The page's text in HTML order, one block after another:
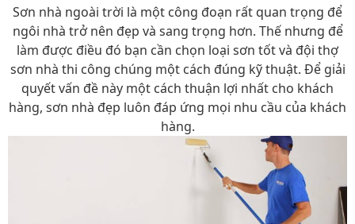
Sơn nhà ngoài trời là một công đoạn rất quan trọng để
ngôi nhà trở nên đẹp và sang trọng hơn. Thế nhưng để
làm được điều đó bạn cần chọn loại sơn tốt và đội thợ
sơn nhà thi công chúng một cách đúng kỹ thuật. Để giải
quyết vấn đề này một cách thuận lợi nhất cho khách
hàng, sơn nhà đẹp luôn đáp ứng mọi nhu cầu của khách
hàng.